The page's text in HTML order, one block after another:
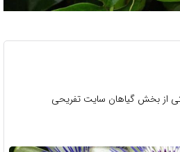
از بخش گیاهان سایت تفریحی